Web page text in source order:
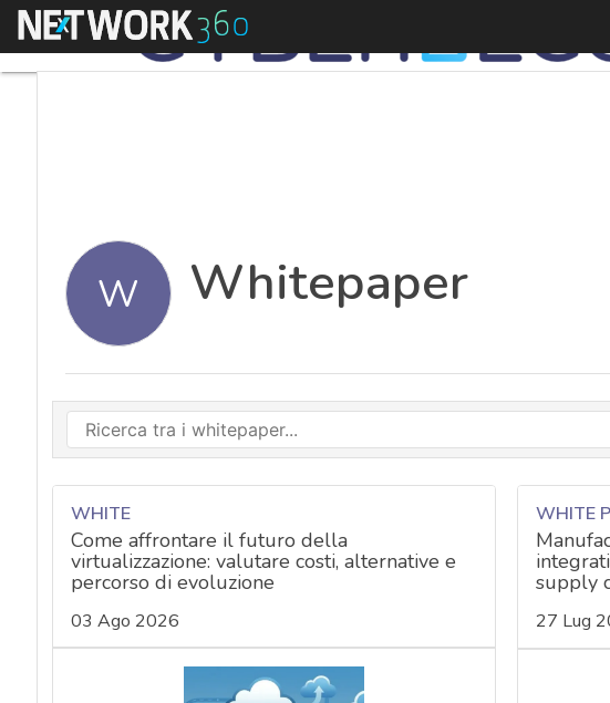
Menu
W Whitepaper
WHITE
Come affrontare il futuro della
virtualizzazione: valutare costi, alternative e
percorso di evoluzione
03 Ago 2026
WHITE
supply
27 Lug